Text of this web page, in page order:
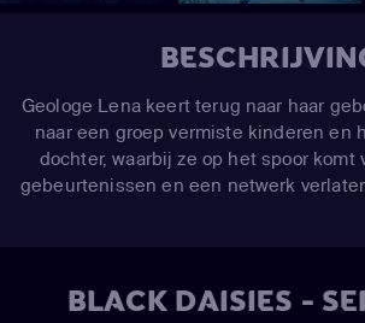
Geologe Lena keert terug naar haar
naar een groep vermiste kinderen en
dochter, waarbij ze op het spoor komt
gebeurtenissen en een netwerk
BLACK DAISIES -